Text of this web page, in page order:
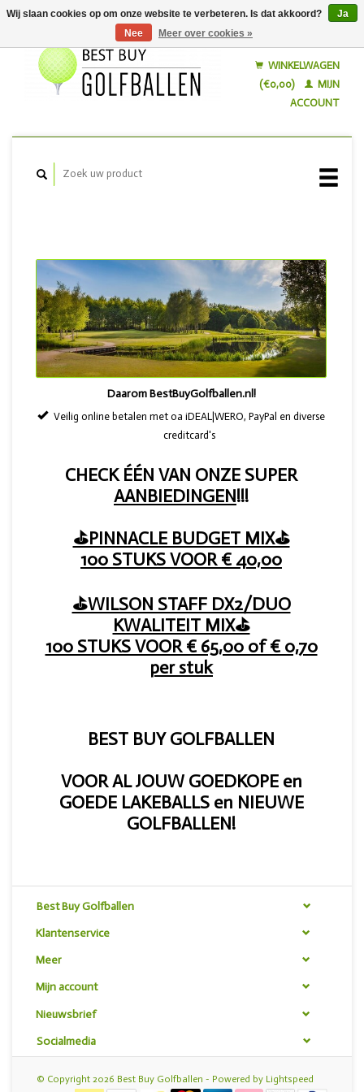
WINKELWAGEN
(€0,00)
MIJN
ACCOUNT
Daarom BestBuyGolfballen.nl!
Veilig online betalen met oa iDEAL|WERO, PayPal en diverse
creditcard's
CHECK ÉÉN VAN ONZE SUPER
AANBIEDINGEN!!!
⛳PINNACLE BUDGET MIX⛳
100 STUKS VOOR € 40,00
⛳WILSON STAFF DX2/DUO
KWALITEIT MIX⛳
100 STUKS VOOR € 65,00 of € 0,70
per stuk
BEST BUY GOLFBALLEN
VOOR AL JOUW GOEDKOPE en
GOEDE LAKEBALLS en NIEUWE
GOLFBALLEN!
Best Buy Golfballen
Klantenservice
Meer
Mijn account
Nieuwsbrief
Socialmedia
© Copyright 2026 Best Buy Golfballen - Powered by Lightspeed
Wij slaan cookies op om onze website te verbeteren. Is dat akkoord?
Ja
Nee
Meer over cookies »